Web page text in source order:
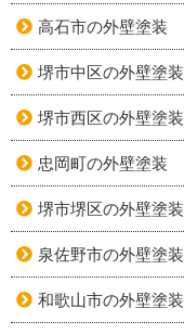
高石市の外壁塗装
堺市中区の外壁塗装
堺市西区の外壁塗装
忠岡町の外壁塗装
堺市堺区の外壁塗装
泉佐野市の外壁塗装
和歌山市の外壁塗装